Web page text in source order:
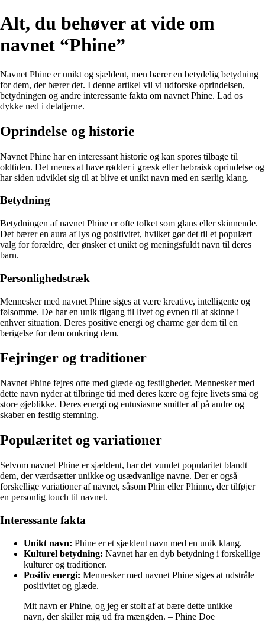
Alt, du behøver at vide om
navnet “Phine”
Navnet Phine er unikt og sjældent, men bærer en betydelig betydning
for dem, der bærer det. I denne artikel vil vi udforske oprindelsen,
betydningen og andre interessante fakta om navnet Phine. Lad os
dykke ned i detaljerne.
Oprindelse og historie
Navnet Phine har en interessant historie og kan spores tilbage til
oldtiden. Det menes at have rødder i græsk eller hebraisk oprindelse og
har siden udviklet sig til at blive et unikt navn med en særlig klang.
Betydning
Betydningen af navnet Phine er ofte tolket som glans eller skinnende.
Det bærer en aura af lys og positivitet, hvilket gør det til et populært
valg for forældre, der ønsker et unikt og meningsfuldt navn til deres
barn.
Personlighedstræk
Mennesker med navnet Phine siges at være kreative, intelligente og
følsomme. De har en unik tilgang til livet og evnen til at skinne i
enhver situation. Deres positive energi og charme gør dem til en
berigelse for dem omkring dem.
Fejringer og traditioner
Navnet Phine fejres ofte med glæde og festligheder. Mennesker med
dette navn nyder at tilbringe tid med deres kære og fejre livets små og
store øjeblikke. Deres energi og entusiasme smitter af på andre og
skaber en festlig stemning.
Populæritet og variationer
Selvom navnet Phine er sjældent, har det vundet popularitet blandt
dem, der værdsætter unikke og usædvanlige navne. Der er også
forskellige variationer af navnet, såsom Phin eller Phinne, der tilføjer
en personlig touch til navnet.
Interessante fakta
Unikt navn: Phine er et sjældent navn med en unik klang.
Kulturel betydning: Navnet har en dyb betydning i forskellige
kulturer og traditioner.
Positiv energi: Mennesker med navnet Phine siges at udstråle
positivitet og glæde.
Mit navn er Phine, og jeg er stolt af at bære dette unikke
navn, der skiller mig ud fra mængden. – Phine Doe